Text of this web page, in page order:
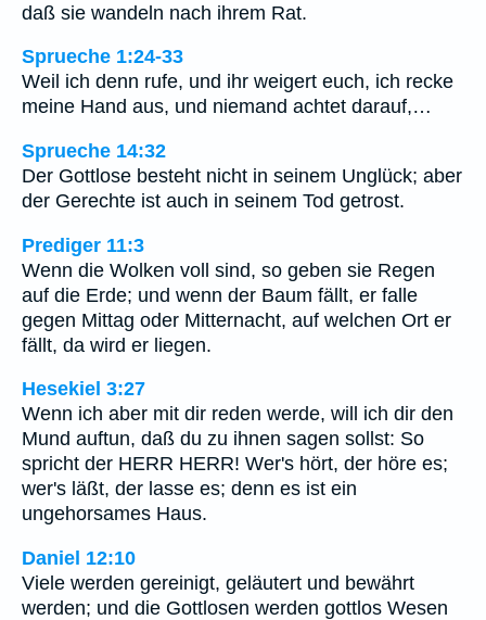
daß sie wandeln nach ihrem Rat.
Sprueche 1:24-33
Weil ich denn rufe, und ihr weigert euch, ich recke
meine Hand aus, und niemand achtet darauf,…
Sprueche 14:32
Der Gottlose besteht nicht in seinem Unglück; aber
der Gerechte ist auch in seinem Tod getrost.
Prediger 11:3
Wenn die Wolken voll sind, so geben sie Regen
auf die Erde; und wenn der Baum fällt, er falle
gegen Mittag oder Mitternacht, auf welchen Ort er
fällt, da wird er liegen.
Hesekiel 3:27
Wenn ich aber mit dir reden werde, will ich dir den
Mund auftun, daß du zu ihnen sagen sollst: So
spricht der HERR HERR! Wer's hört, der höre es;
wer's läßt, der lasse es; denn es ist ein
ungehorsames Haus.
Daniel 12:10
Viele werden gereinigt, geläutert und bewährt
werden; und die Gottlosen werden gottlos Wesen